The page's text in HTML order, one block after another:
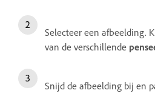
Selecteer een afbeelding.
van de verschillende
Snijd de afbeelding bij en